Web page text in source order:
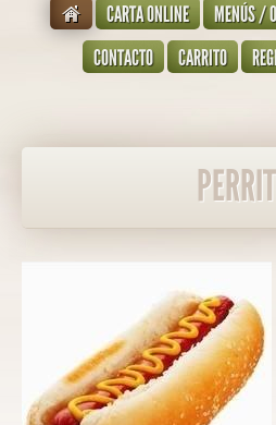
CARTA ONLINE MENÚS /
CONTACTO
CARRITO